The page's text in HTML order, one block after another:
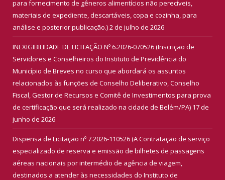
para fornecimento de gêneros alimentícios não perecíveis,
materiais de expediente, descartáveis, copa e cozinha, para
análise e posterior publicação.)2 de julho de 2026
INEXIGIBILIDADE DE LICITAÇÃO Nº 6.2026-070526 (Inscrição de
Servidores e Conselheiros do Instituto de Previdência do
Município de Breves no curso que abordará os assuntos
relacionados às funções de Conselho Deliberativo, Conselho
Fiscal, Gestor de Recursos e Comitê de Investimentos para prova
de certificação que será realizado na cidade de Belém/PA) 17 de
junho de 2026
Dispensa de Licitação nº 7.2026-110526 (A Contratação de serviço
especializado de reserva e emissão de bilhetes de passagens
aéreas nacionais por intermédio de agência de viagem,
destinados a atender às necessidades do Instituto de